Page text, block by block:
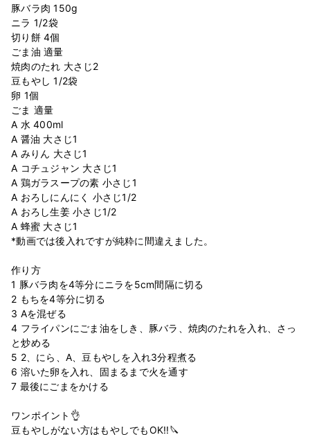
豚バラ肉 150g
ニラ 1/2袋
切り餅 4個
ごま油 適量
焼肉のたれ 大さじ2
豆もやし 1/2袋
卵 1個
ごま 適量
A 水 400ml
A 醤油 大さじ1
A みりん 大さじ1
A コチュジャン 大さじ1
A 鶏ガラスープの素 小さじ1
A おろしにんにく 小さじ1/2
A おろし生姜 小さじ1/2
A 蜂蜜 大さじ1
*動画では後入れですが純粋に間違えました。
作り方
1 豚バラ肉を4等分にニラを5cm間隔に切る
2 もちを4等分に切る
3 Aを混ぜる
4 フライパンにごま油をしき、豚バラ、焼肉のたれを入れ、さっ
と炒める
5 2、にら、A、豆もやしを入れ3分程煮る
6 溶いた卵を入れ、固まるまで火を通す
7 最後にごまをかける
ワンポイント👌
豆もやしがない方はもやしでもOK!!🔪